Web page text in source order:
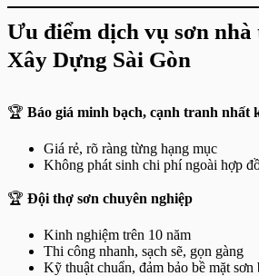
Ưu điểm dịch vụ sơn nhà
Xây Dựng Sài Gòn
🏆 Báo giá minh bạch, cạnh tranh nhất
Giá rẻ, rõ ràng từng hạng mục
Không phát sinh chi phí ngoài hợp
🏆 Đội thợ sơn chuyên nghiệp
Kinh nghiệm trên 10 năm
Thi công nhanh, sạch sẽ, gọn gàng
Kỹ thuật chuẩn, đảm bảo bề mặt sơn